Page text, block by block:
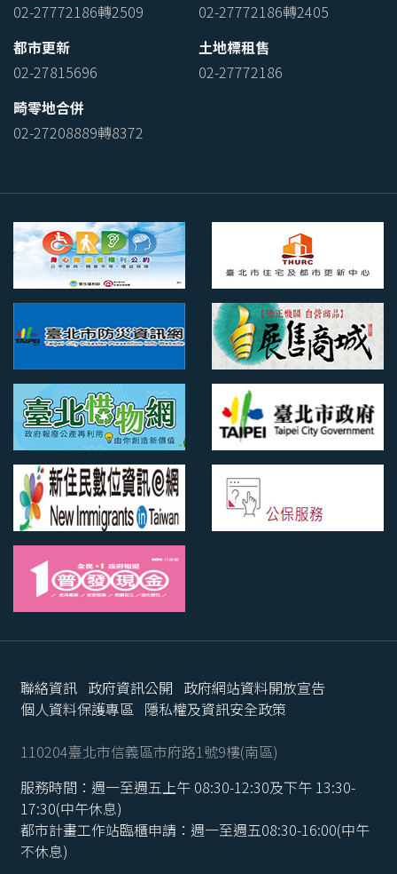
02-27772186轉2509
02-27772186轉2405
都市更新
02-27815696
土地標租售
02-27772186
畸零地合併
02-27208889轉8372
聯絡資訊 政府資訊公開 政府網站資料開放宣告
個人資料保護專區 隱私權及資訊安全政策
110204臺北市信義區市府路1號9樓(南區)
服務時間：週一至週五上午 08:30-12:30及下午 13:30-
17:30(中午休息)
都市計畫工作站臨櫃申請：週一至週五08:30-16:00(中午
不休息)